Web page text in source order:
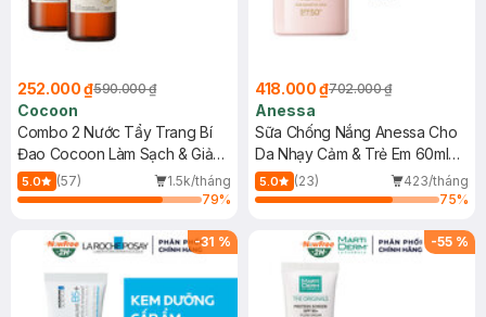
252.000 ₫590.000 ₫
Cocoon
Combo 2 Nước Tẩy Trang Bí
Đao Cocoon Làm Sạch & Giảm
Dầu 500ml
5.0 (57)
1.5k/tháng
79%
418.000 ₫702.000 ₫
Anessa
Sữa Chống Nắng Anessa Cho
Da Nhạy Cảm & Trẻ Em 60ml
(Mới)
5.0 (23)
423/tháng
75%
-31 % -55 %